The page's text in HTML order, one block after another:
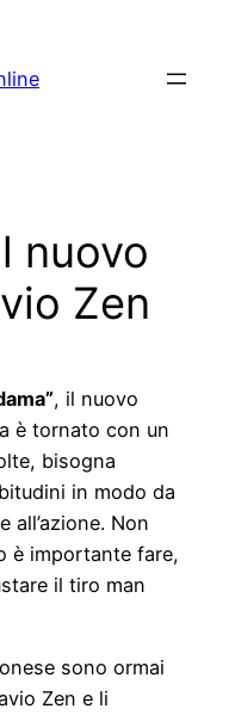
nuovo
Zen
, il nuovo
è tornato con un
bisogna
in modo da
all’azione. Non
è importante fare,
il tiro man
sono ormai
Zen e li